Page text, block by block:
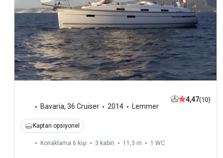
Bavaria, 36 Cruiser 2014 Lemmer
4,47(10)
Kaptan opsiyonel
Konaklama 6 kişi 3 kabin 11,3 m 1 WC